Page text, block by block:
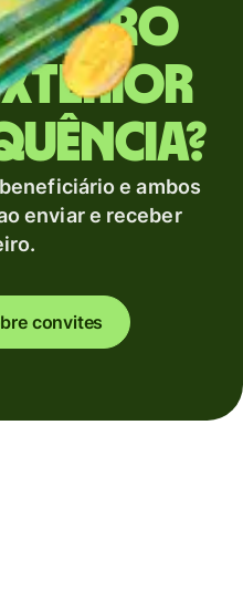
e ambos
enviar e receber
convites